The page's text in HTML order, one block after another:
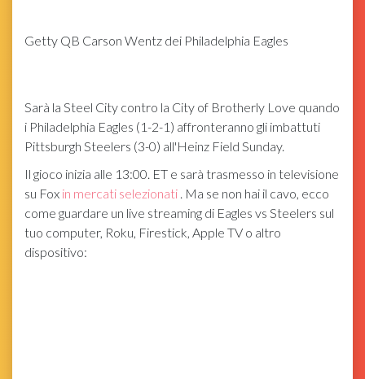
Getty QB Carson Wentz dei Philadelphia Eagles
Sarà la Steel City contro la City of Brotherly Love quando
i Philadelphia Eagles (1-2-1) affronteranno gli imbattuti
Pittsburgh Steelers (3-0) all'Heinz Field Sunday.
Il gioco inizia alle 13:00. ET e sarà trasmesso in televisione
su Fox in mercati selezionati . Ma se non hai il cavo, ecco
come guardare un live streaming di Eagles vs Steelers sul
tuo computer, Roku, Firestick, Apple TV o altro
dispositivo: